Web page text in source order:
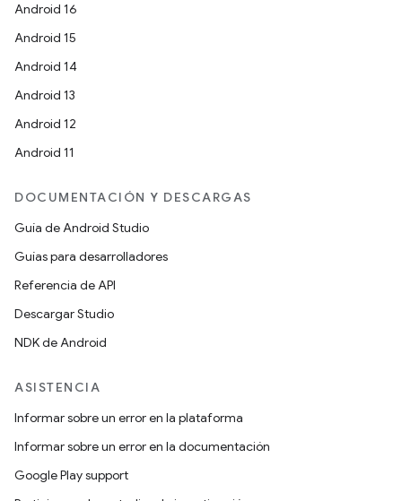
Android 16
Android 15
Android 14
Android 13
Android 12
Android 11
DOCUMENTACIÓN Y DESCARGAS
Guía de Android Studio
Guías para desarrolladores
Referencia de API
Descargar Studio
NDK de Android
ASISTENCIA
Informar sobre un error en la plataforma
Informar sobre un error en la documentación
Google Play support